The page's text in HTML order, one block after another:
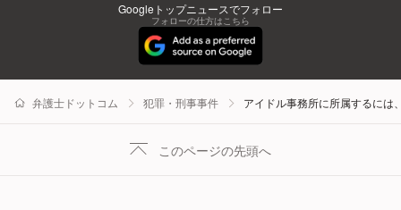
Googleトップニュースでフォロー
フォローの仕方はこちら
弁護士ドットコム 犯罪・刑事事件 アイドル事務所に所属するに
このページの先頭へ